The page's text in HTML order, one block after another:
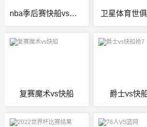
nba季后赛快船vs掘金g5录像 卫星体育世
复赛魔术vs快船 爵士vs快